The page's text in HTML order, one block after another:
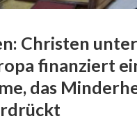
Christen
finanziert
das